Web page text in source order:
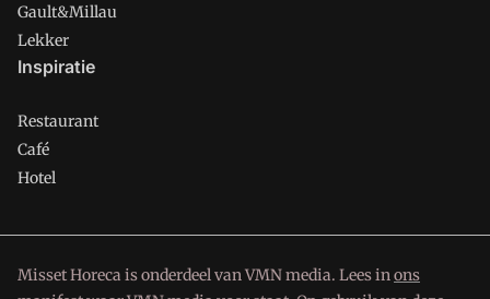
Gault&Millau
Lekker
Inspiratie
Restaurant
Café
Hotel
Misset Horeca is onderdeel van VMN media. Lees inons